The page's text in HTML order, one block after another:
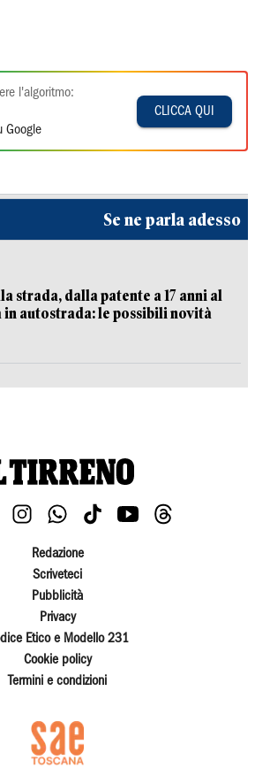
l'algoritmo:
Google
CLICCA QUI
Se ne parla adesso
strada, dalla patente a 17 anni al
in autostrada: le possibili novità
Redazione
Scriveteci
Pubblicità
Privacy
Etico e Modello 231
Cookie policy
Termini e condizioni